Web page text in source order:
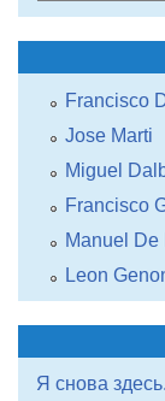
Francisco
Jose Marti
Miguel
Francisco
Manuel De
Leon
Я снова